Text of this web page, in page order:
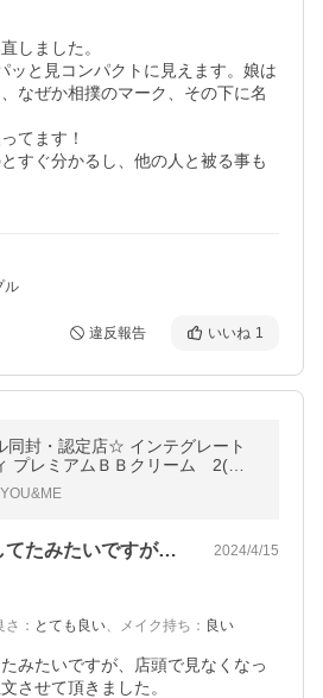
しました。
ッと見コンパクトに見えます。娘は
なぜか相撲のマーク、その下に名
てます！
すぐ分かるし、他の人と被る事も
ル
違反報告 いいね 1
同封・認定店☆ インテグレート
プレミアムＢＢクリーム 2(中
さ-濃いめ)
母が以前より使用してたみたいですが、店… 2024/4/15
さ ： とても良い、 メイク持ち ： 良い
みたいですが、店頭で見なくなっ
させて頂きました。